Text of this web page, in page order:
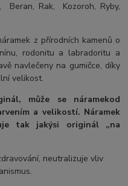
Beran, Rak, Kozoroh, Ryby,
z přírodních kamenů o
rodonitu a labradoritu a
navlečeny na gumičce, díky
velikost.
může se náramekod
a velikostí. Náramek
tak jakýsi originál „na
neutralizuje vliv